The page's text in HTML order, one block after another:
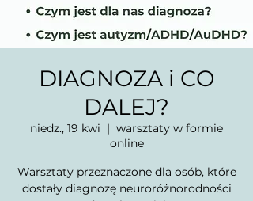
DIAGNOZA i CO
DALEJ?
niedz., 19 kwi
  |
warsztaty w formie
online
Warsztaty przeznaczone dla osób, które
dostały diagnozę neuroróżnorodności